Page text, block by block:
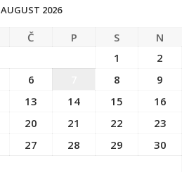
AUGUST 2026
Č P S
N
1
2
6 8
9
13 14 15
16
20 21 22
23
27 28 29
30